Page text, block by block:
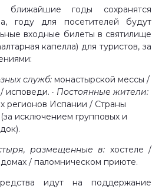
годы сохранятся
году для посетителей будут
входные билеты в святилище
капелла) для туристов, за
служб: монастырской мессы /
исповеди. · Постоянные жители:
регионов Испании / Страны
исключением групповых и
размещенные в: хостеле /
домах / паломническом приюте.
идут на поддержание